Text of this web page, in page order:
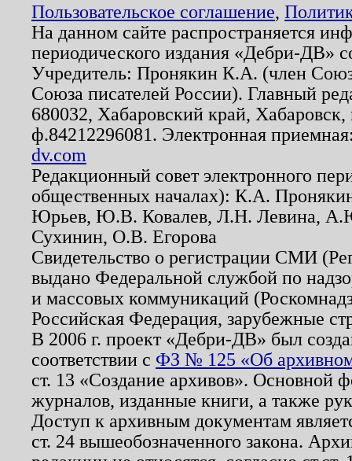
Пользовательское соглашение,
На данном сайте распространяется
периодического издания «Дебри-ДВ»
Учредитель: Пронякин К.А. (член
Союза писателей России). Главный
680032, Хабаровский край,
ф.84212296081. Электронная
dv.com
Редакционный совет электронного
общественных началах): К.А.
Юрьев, Ю.В. Ковалев, Л.Н. Левина,
Сухинин, О.В. Егорова
Свидетельство о регистрации СМИ
выдано Федеральной службой по
и массовых коммуникаций
Российская Федерация, зарубежные
В 2006 г. проект «Дебри-ДВ» был
соответствии с ФЗ № 125 «Об
ст. 13 «Создание архивов». Основной
журналов, изданные книги, а также
Доступ к архивным документам
ст. 24 вышеобозначенного закона.